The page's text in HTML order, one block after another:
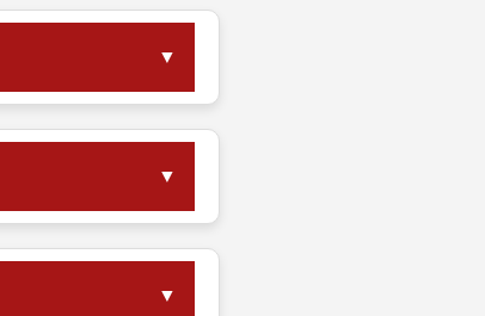
▼
▼
▼